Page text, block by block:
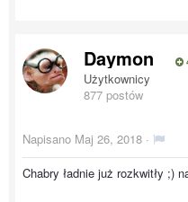
Daymon
Użytkownicy
877 postów
Napisano Maj 26, 2018 ·
Chabry ładnie już rozkwitły ;)